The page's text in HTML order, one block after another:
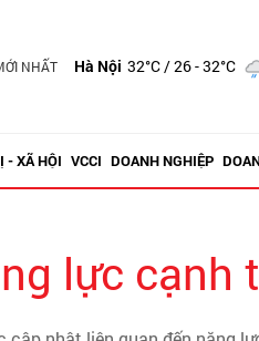
NHẤT Hà Nội 32°C/ 26 - 32°C
- XÃ HỘI VCCI DOANH NGHIỆP
lực cạnh